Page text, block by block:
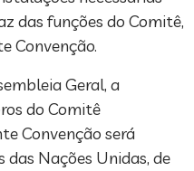
das funções do Comitê,
Convenção.
Geral, a
do Comitê
Convenção será
das Nações Unidas, de